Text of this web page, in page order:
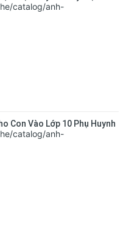
Con Vào Lớp 10 Phụ Huynh